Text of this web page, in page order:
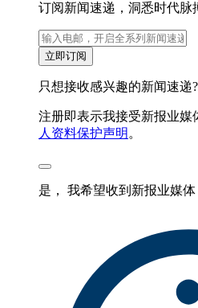
订阅新闻速递，洞悉时代脉
立即订阅
只想接收感兴趣的新闻速递?
注册即表示我接受新报业媒
人资料保护声明 。
是， 我希望收到新报业媒体